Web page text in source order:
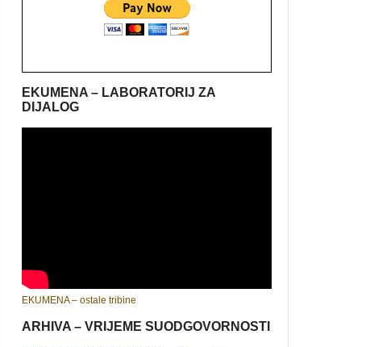
EKUMENA – LABORATORIJ ZA
DIJALOG
EKUMENA – ostale tribine
ARHIVA – VRIJEME SUODGOVORNOSTI